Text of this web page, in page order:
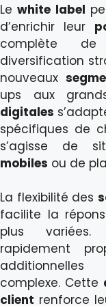
Lewhite label
d’enrichir leur
complète
diversification
nouveaux
ups aux
digitales
spécifiques de
s’agisse de
mobiles ou de
La flexibilité des
facilite la
plus variées.
rapidement
complexe. Cette
client renforce